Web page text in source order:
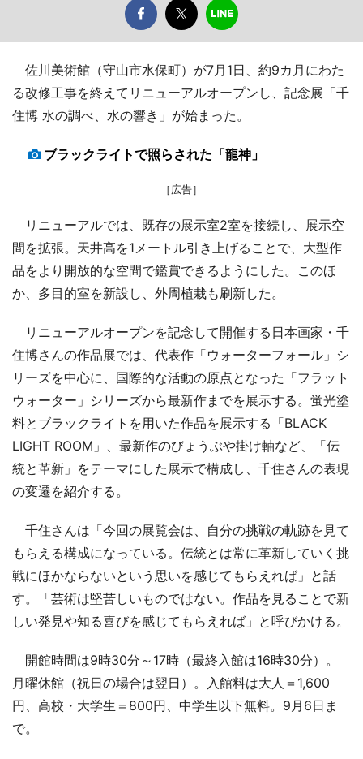
佐川美術館（守山市水保町）が7月1日、約9カ月にわた
る改修工事を終えてリニューアルオープンし、記念展「千
住博 水の調べ、水の響き」が始まった。
ブラックライトで照らされた「龍神」
［広告］
リニューアルでは、既存の展示室2室を接続し、展示空
間を拡張。天井高を1メートル引き上げることで、大型作
品をより開放的な空間で鑑賞できるようにした。このほ
か、多目的室を新設し、外周植栽も刷新した。
リニューアルオープンを記念して開催する日本画家・千
住博さんの作品展では、代表作「ウォーターフォール」シ
リーズを中心に、国際的な活動の原点となった「フラット
ウォーター」シリーズから最新作までを展示する。蛍光塗
料とブラックライトを用いた作品を展示する「BLACK
LIGHT ROOM」、最新作のびょうぶや掛け軸など、「伝
統と革新」をテーマにした展示で構成し、千住さんの表現
の変遷を紹介する。
千住さんは「今回の展覧会は、自分の挑戦の軌跡を見て
もらえる構成になっている。伝統とは常に革新していく挑
戦にほかならないという思いを感じてもらえれば」と話
す。「芸術は堅苦しいものではない。作品を見ることで新
しい発見や知る喜びを感じてもらえれば」と呼びかける。
開館時間は9時30分～17時（最終入館は16時30分）。
月曜休館（祝日の場合は翌日）。入館料は大人＝1,600
円、高校・大学生＝800円、中学生以下無料。9月6日ま
で。